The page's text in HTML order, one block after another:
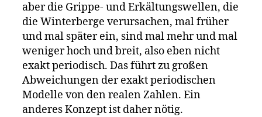
aber die Grippe- und Erkältungswellen, die
die Winterberge verursachen, mal früher
und mal später ein, sind mal mehr und mal
weniger hoch und breit, also eben nicht
exakt periodisch. Das führt zu großen
Abweichungen der exakt periodischen
Modelle von den realen Zahlen. Ein
anderes Konzept ist daher nötig.